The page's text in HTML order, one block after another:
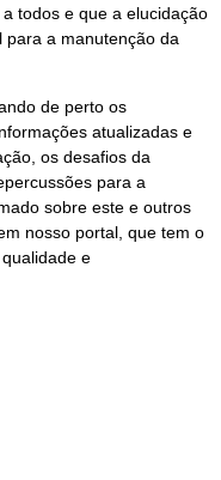
todos e que a elucidação
para a manutenção da
de perto os
atualizadas e
os desafios da
para a
sobre este e outros
nosso portal, que tem o
e